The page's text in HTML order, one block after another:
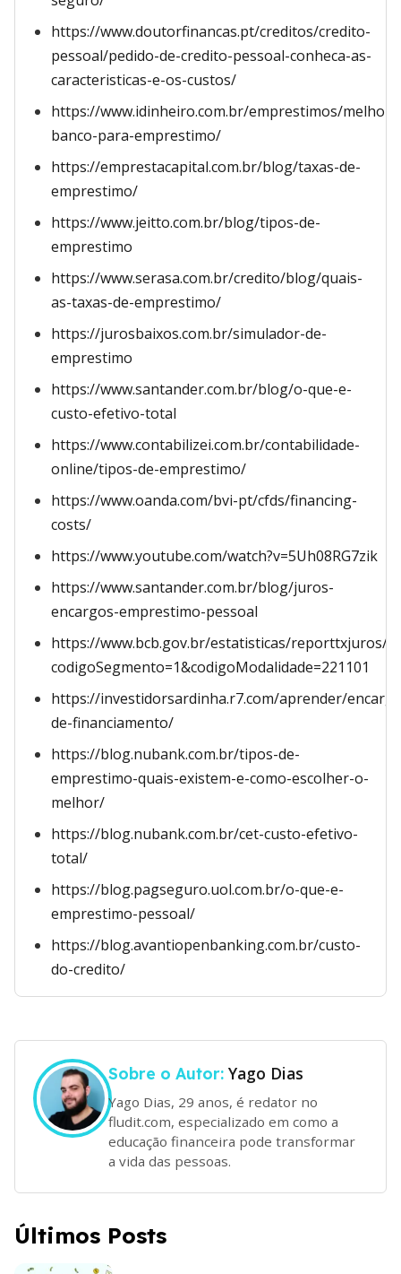
https://www.doutorfinancas.pt/creditos/credito-
pessoal/pedido-de-credito-pessoal-conheca-as-
caracteristicas-e-os-custos/
https://www.idinheiro.com.br/emprestimos/melhor-
banco-para-emprestimo/
https://emprestacapital.com.br/blog/taxas-de-
emprestimo/
https://www.jeitto.com.br/blog/tipos-de-
emprestimo
https://www.serasa.com.br/credito/blog/quais-
as-taxas-de-emprestimo/
https://jurosbaixos.com.br/simulador-de-
emprestimo
https://www.santander.com.br/blog/o-que-e-
custo-efetivo-total
https://www.contabilizei.com.br/contabilidade-
online/tipos-de-emprestimo/
https://www.oanda.com/bvi-pt/cfds/financing-
costs/
https://www.youtube.com/watch?v=5Uh08RG7zik
https://www.santander.com.br/blog/juros-
encargos-emprestimo-pessoal
https://www.bcb.gov.br/estatisticas/reporttxjuros/?
codigoSegmento=1&codigoModalidade=221101
https://investidorsardinha.r7.com/aprender/
de-financiamento/
https://blog.nubank.com.br/tipos-de-
emprestimo-quais-existem-e-como-escolher-o-
melhor/
https://blog.nubank.com.br/cet-custo-efetivo-
total/
https://blog.pagseguro.uol.com.br/o-que-e-
emprestimo-pessoal/
https://blog.avantiopenbanking.com.br/custo-
do-credito/
Sobre o Autor: Yago Dias
Yago Dias, 29 anos, é redator no
fludit.com, especializado em como a
educação financeira pode transformar
a vida das pessoas.
Últimos Posts